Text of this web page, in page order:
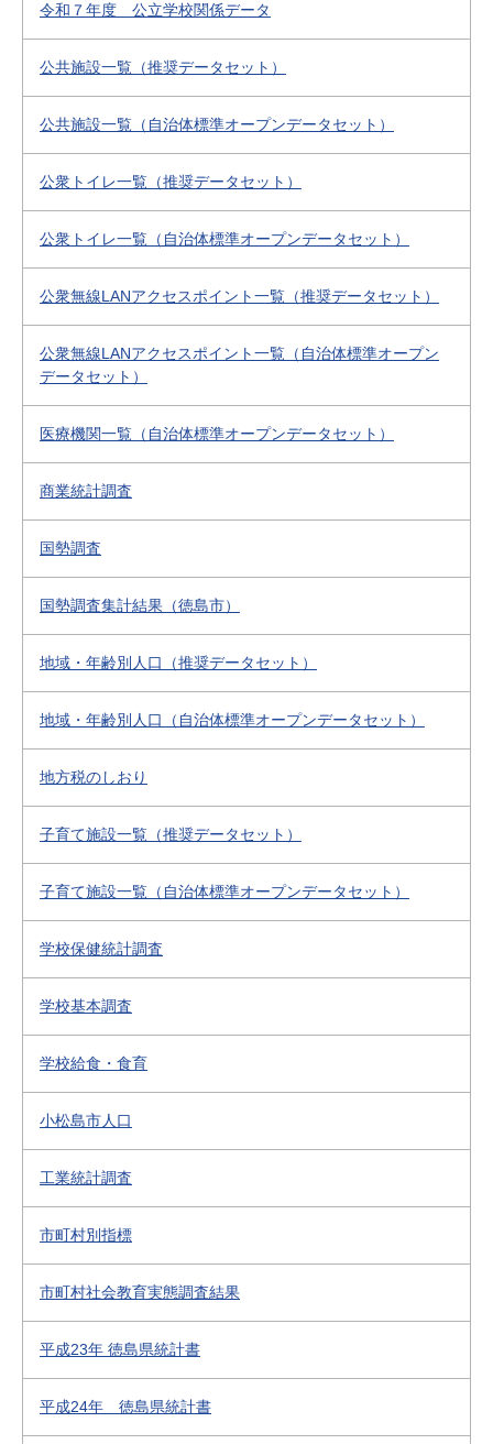
令和７年度 公立学校関係データ
公共施設一覧（推奨データセット）
公共施設一覧（自治体標準オープンデータセット）
公衆トイレ一覧（推奨データセット）
公衆トイレ一覧（自治体標準オープンデータセット）
公衆無線LANアクセスポイント一覧（推奨データセット）
公衆無線LANアクセスポイント一覧（自治体標準オープン
データセット）
医療機関一覧（自治体標準オープンデータセット）
商業統計調査
国勢調査
国勢調査集計結果（徳島市）
地域・年齢別人口（推奨データセット）
地域・年齢別人口（自治体標準オープンデータセット）
地方税のしおり
子育て施設一覧（推奨データセット）
子育て施設一覧（自治体標準オープンデータセット）
学校保健統計調査
学校基本調査
学校給食・食育
小松島市人口
工業統計調査
市町村別指標
市町村社会教育実態調査結果
平成23年 徳島県統計書
平成24年 徳島県統計書